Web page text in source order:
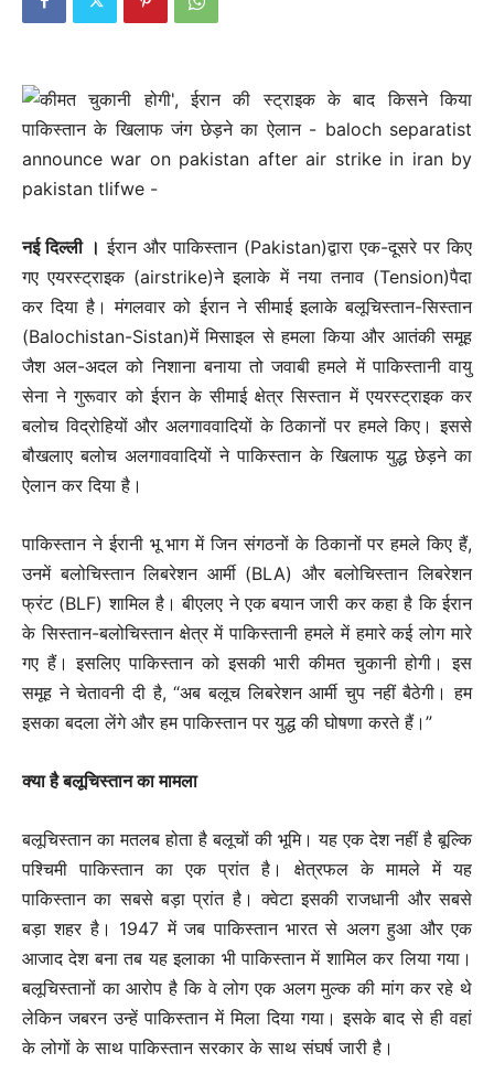
नई दिल्‍ली । ईरान और पाकिस्तान (Pakistan)द्वारा एक-दूसरे पर किए
गए एयरस्ट्राइक (airstrike)ने इलाके में नया तनाव (Tension)पैदा
कर दिया है। मंगलवार को ईरान ने सीमाई इलाके बलूचिस्तान-सिस्तान
(Balochistan-Sistan)में मिसाइल से हमला किया और आतंकी समूह
जैश अल-अदल को निशाना बनाया तो जवाबी हमले में पाकिस्तानी वायु
सेना ने गुरूवार को ईरान के सीमाई क्षेत्र सिस्तान में एयरस्ट्राइक कर
बलोच विद्रोहियों और अलगाववादियों के ठिकानों पर हमले किए। इससे
बौखलाए बलोच अलगाववादियों ने पाकिस्तान के खिलाफ युद्ध छेड़ने का
ऐलान कर दिया है।
पाकिस्तान ने ईरानी भू भाग में जिन संगठनों के ठिकानों पर हमले किए हैं,
उनमें बलोचिस्तान लिबरेशन आर्मी (BLA) और बलोचिस्तान लिबरेशन
फ्रंट (BLF) शामिल है। बीएलए ने एक बयान जारी कर कहा है कि ईरान
के सिस्तान-बलोचिस्तान क्षेत्र में पाकिस्तानी हमले में हमारे कई लोग मारे
गए हैं। इसलिए पाकिस्तान को इसकी भारी कीमत चुकानी होगी। इस
समूह ने चेतावनी दी है, “अब बलूच लिबरेशन आर्मी चुप नहीं बैठेगी। हम
इसका बदला लेंगे और हम पाकिस्तान पर युद्ध की घोषणा करते हैं।”
क्या है बलूचिस्तान का मामला
बलूचिस्तान का मतलब होता है बलूचों की भूमि। यह एक देश नहीं है बूल्कि
पश्चिमी पाकिस्तान का एक प्रांत है। क्षेत्रफल के मामले में यह
पाकिस्तान का सबसे बड़ा प्रांत है। क्वेटा इसकी राजधानी और सबसे
बड़ा शहर है। 1947 में जब पाकिस्तान भारत से अलग हुआ और एक
आजाद देश बना तब यह इलाका भी पाकिस्तान में शामिल कर लिया गया।
बलूचिस्तानों का आरोप है कि वे लोग एक अलग मुल्क की मांग कर रहे थे
लेकिन जबरन उन्हें पाकिस्तान में मिला दिया गया। इसके बाद से ही वहां
के लोगों के साथ पाकिस्तान सरकार के साथ संघर्ष जारी है।